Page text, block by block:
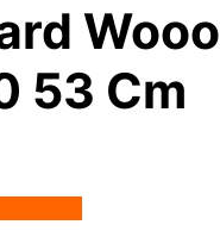
53 Cm